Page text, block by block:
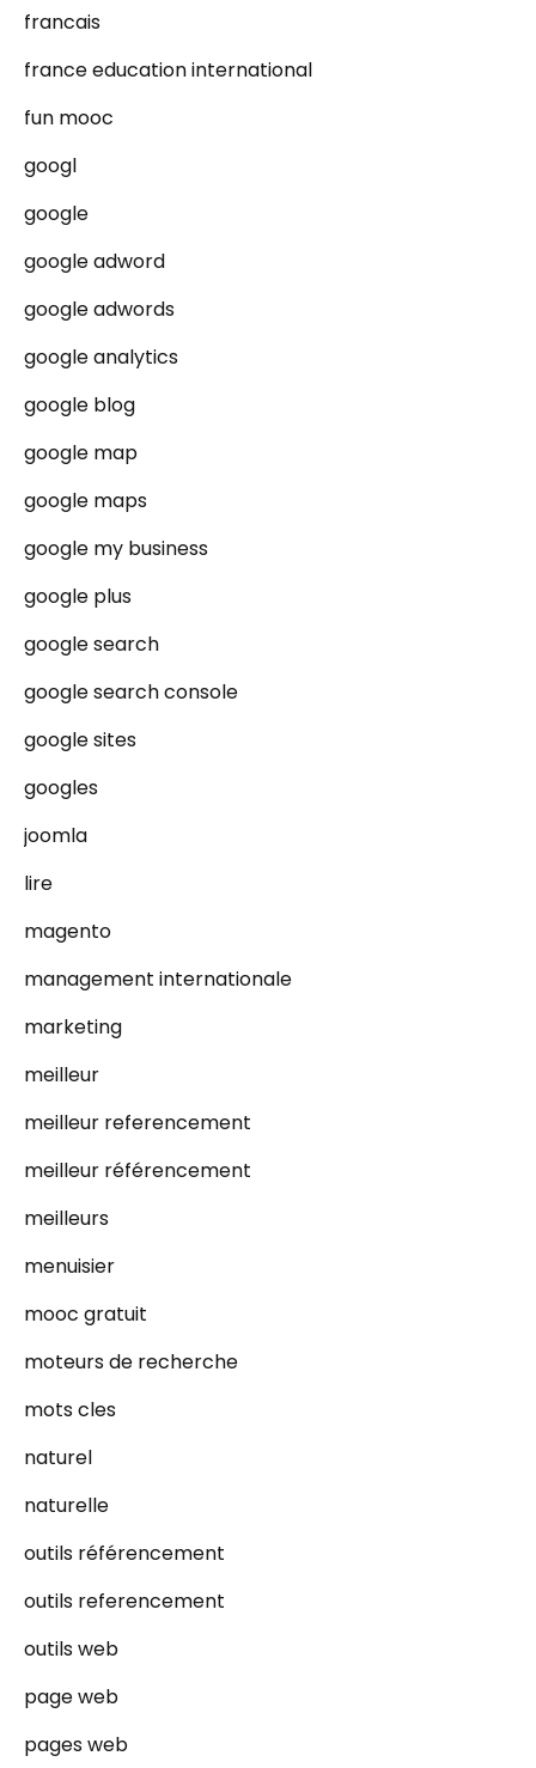
francais
france education international
fun mooc
googl
google
google adword
google adwords
google analytics
google blog
google map
google maps
google my business
google plus
google search
google search console
google sites
googles
joomla
lire
magento
management internationale
marketing
meilleur
meilleur referencement
meilleur référencement
meilleurs
menuisier
mooc gratuit
moteurs de recherche
mots cles
naturel
naturelle
outils référencement
outils referencement
outils web
page web
pages web